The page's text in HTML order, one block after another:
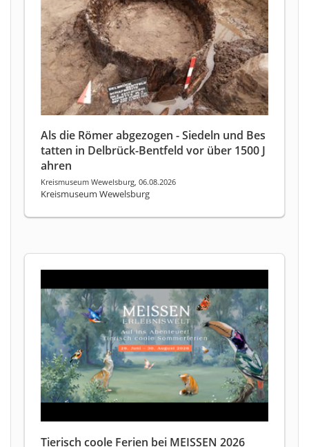
Als die Römer abgezogen - Siedeln und Bes
tatten in Delbrück-Bentfeld vor über 1500 J
ahren
Kreismuseum Wewelsburg, 06.08.2026
Kreismuseum Wewelsburg
Tierisch coole Ferien bei MEISSEN 2026